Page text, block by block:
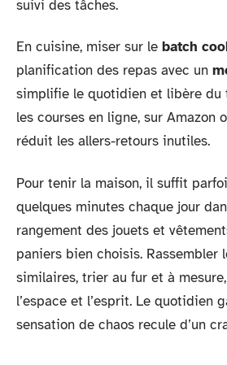
suivi des tâches.
En cuisine, miser sur le batch
planification des repas avec un
simplifie le quotidien et libère du
les courses en ligne, sur Amazon
réduit les allers-retours inutiles.
Pour tenir la maison, il suffit
quelques minutes chaque jour
rangement des jouets et
paniers bien choisis. Rassembler
similaires, trier au fur et à
l’espace et l’esprit. Le quotidien
sensation de chaos recule d’un